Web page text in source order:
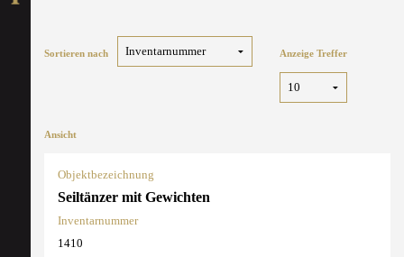
Sortieren nach Anzeige Treffer
Ansicht
Objektbezeichnung
Seiltänzer mit Gewichten
Inventarnummer
1410